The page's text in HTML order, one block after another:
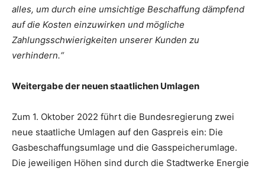
alles, um durch eine umsichtige Beschaffung dämpfend
auf die Kosten einzuwirken und mögliche
Zahlungsschwierigkeiten unserer Kunden zu
verhindern.“
Weitergabe der neuen staatlichen Umlagen
Zum 1. Oktober 2022 führt die Bundesregierung zwei
neue staatliche Umlagen auf den Gaspreis ein: Die
Gasbeschaffungsumlage und die Gasspeicherumlage.
Die jeweiligen Höhen sind durch die Stadtwerke Energie